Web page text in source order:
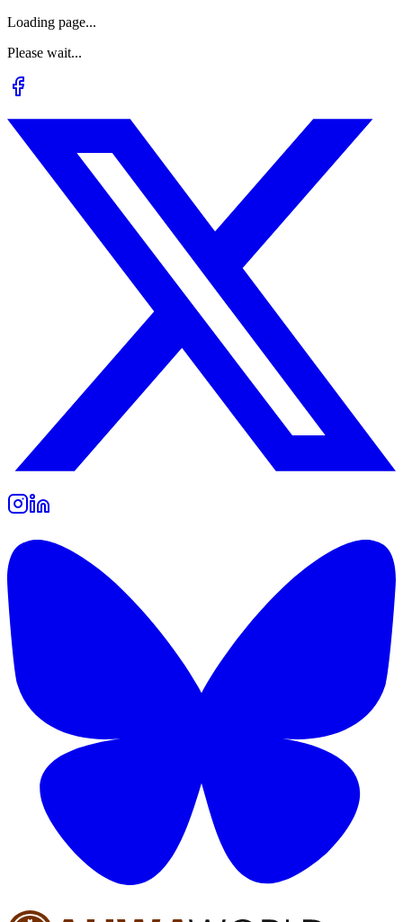
Loading page...
Please wait...